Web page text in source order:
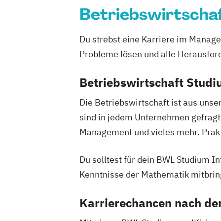
Digitale Betriebswirtschaftslehre
Digitale Transformation Diätetik
E-Beratung in der Pädagogik E-
Elektrotechnik
Engineering (DE/EN)
Ernährungswissenschaften
Eventmanagement Facility
Accounting und Taxation (DE/EN)
Finanzmanagement für Bankkaufleute
General Management Gerontologie
Gesundheits- und Pflegepädagogik
Gesundheitspädagogik
Du strebst eine Karriere im
Probleme lösen und alle
Betriebswirtschaft
Die Betriebswirtschaft ist aus
sind in jedem Unternehmen
Management und vieles mehr.
Du solltest für dein BWL Studium
Kenntnisse der Mathematik
Karrierechancen nach